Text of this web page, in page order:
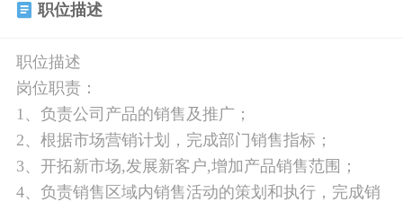
职位描述
职位描述
岗位职责：
1、负责公司产品的销售及推广；
2、根据市场营销计划，完成部门销售指标；
3、开拓新市场,发展新客户,增加产品销售范围；
4、负责销售区域内销售活动的策划和执行，完成销